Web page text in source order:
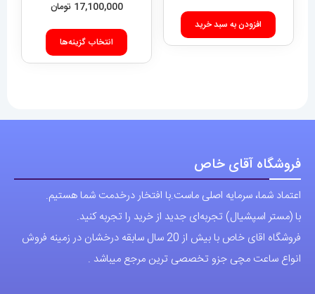
افزودن به سبد خرید
17,100,000 تومانمحدوده
تا
انتخاب گزینه‌ها
این
محصول
گزینه
ها
است
فروشگاه آقای خاص
اعتماد شما، سرمایه اصلی ماست.با افتخار درخدمت شما هستیم.
با (مستر اسپشیال) تجربه‌ای جدید از خرید را تجربه کنید.
فروشگاه اقای خاص با بیش از 20 سال سابقه درخشان در زمینه فروش
انواع ساعت مچی جزو تخصصی ترین مرجع میباشد .